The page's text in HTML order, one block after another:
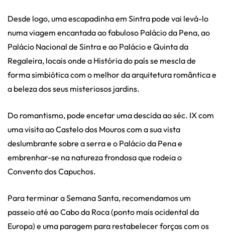
Desde logo, uma escapadinha em Sintra pode vai levá-lo
numa viagem encantada ao fabuloso Palácio da Pena, ao
Palácio Nacional de Sintra e ao Palácio e Quinta da
Regaleira, locais onde a História do país se mescla de
forma simbiótica com o melhor da arquitetura romântica e
a beleza dos seus misteriosos jardins.
Do romantismo, pode encetar uma descida ao séc. IX com
uma visita ao Castelo dos Mouros com a sua vista
deslumbrante sobre a serra e o Palácio da Pena e
embrenhar-se na natureza frondosa que rodeia o
Convento dos Capuchos.
Para terminar a Semana Santa, recomendamos um
passeio até ao Cabo da Roca (ponto mais ocidental da
Europa) e uma paragem para restabelecer forças com os